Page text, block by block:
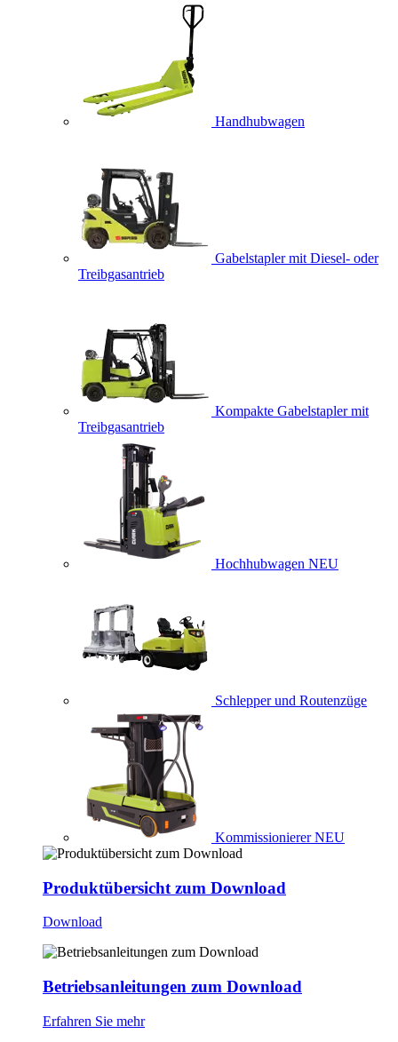
Handhubwagen
Gabelstapler mit Diesel- oder
Treibgasantrieb
Kompakte Gabelstapler mit
Treibgasantrieb
Hochhubwagen NEU
Schlepper und Routenzüge
Kommissionierer NEU
Produktübersicht zum Download
Download
Betriebsanleitungen zum Download
Erfahren Sie mehr